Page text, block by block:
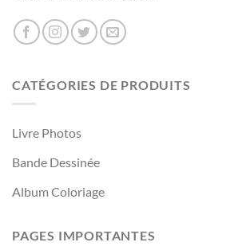
CATÉGORIES DE PRODUITS
Livre Photos
Bande Dessinée
Album Coloriage
PAGES IMPORTANTES